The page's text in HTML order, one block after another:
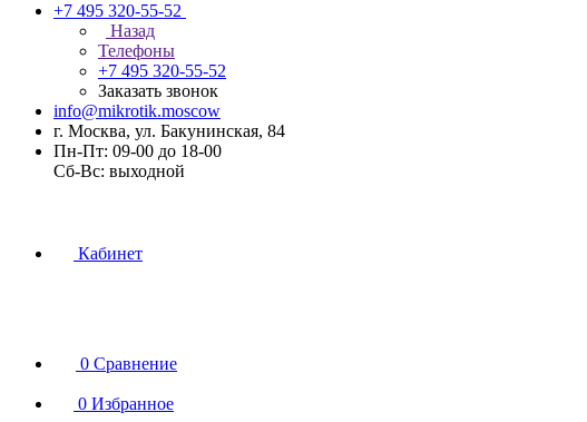
+7 495 320-55-52
Назад
Телефоны
+7 495 320-55-52
Заказать звонок
info@mikrotik.moscow
г. Москва, ул. Бакунинская, 84
Пн-Пт: 09-00 до 18-00
Сб-Вс: выходной
Кабинет
0 Сравнение
0 Избранное